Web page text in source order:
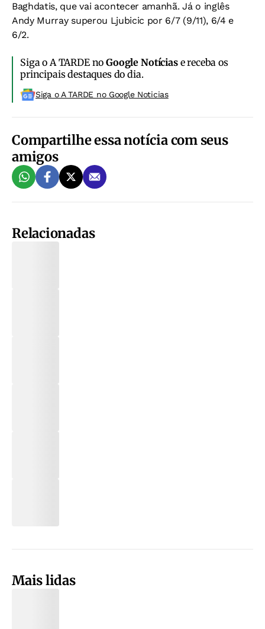
Baghdatis, que vai acontecer amanhã. Já o inglês
Andy Murray superou Ljubicic por 6/7 (9/11), 6/4 e
6/2.
Siga o A TARDE noGoogle Notíciase receba os
principais destaques do dia.
Siga o A TARDE no Google Noticias
Compartilhe essa notícia com seus
amigos
Relacionadas
Mais lidas